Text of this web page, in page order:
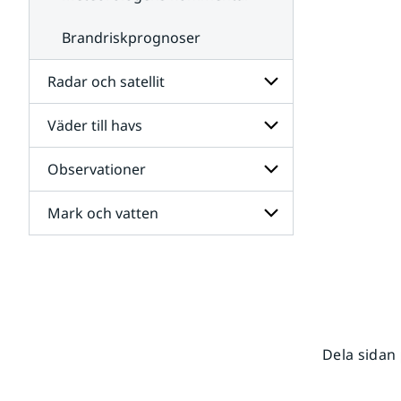
Brandriskprognoser
Radar och satellit
Undersidor
för
Radar
och
satellit
Väder till havs
Undersidor
för
Väder
till
havs
Observationer
Undersidor
för
Mark och vatten
Dela sidan